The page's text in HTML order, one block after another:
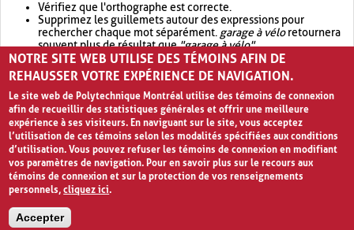
Vérifiez que l'orthographe est correcte.
Supprimez les guillemets autour des expressions pour
rechercher chaque mot séparément. garage à véloretournera
souvent plus de résultat que"garage à vélo".
Envisagez d'élargir votre recherche avec OR.garage OR vélo
retournera souvent plus de résultat quegarage à vélo
NOTRE SITE WEB UTILISE DES TÉMOINS AFIN DE
REHAUSSER VOTRE EXPÉRIENCE DE NAVIGATION.
Le site web de Polytechnique Montréal utilise des témoins de connexion
afin de recueillir des statistiques générales et offrir une meilleure
expérience à ses visiteurs. En naviguant sur le site, vous acceptez
l’utilisation de ces témoins selon les modalités spécifiées aux conditions
d’utilisation. Vous pouvez refuser les témoins de connexion en modifiant
vos paramètres de navigation. Pour en savoir plus sur le recours aux
témoins de connexion et sur la protection de vos renseignements
personnels,cliquez ici.
Accepter